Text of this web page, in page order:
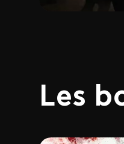
Les